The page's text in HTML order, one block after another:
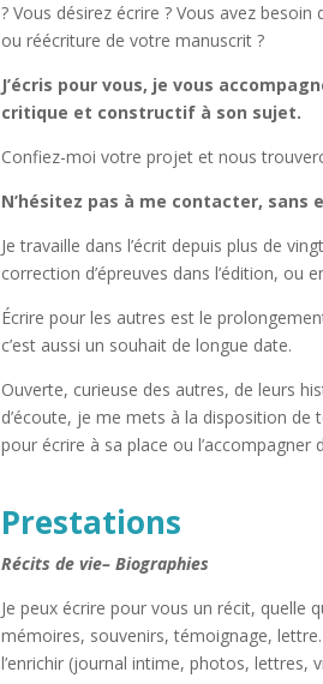
? Vous désirez écrire ? Vous avez besoin
ou réécriture de votre manuscrit ?
J’écris pour vous, je vous
critique et constructif à son sujet.
Confiez-moi votre projet et nous
N’hésitez pas à me contacter, sans
Je travaille dans l’écrit depuis plus de
correction d’épreuves dans l’édition, ou
Écrire pour les autres est le
c’est aussi un souhait de longue date.
Ouverte, curieuse des autres, de leurs
d’écoute, je me mets à la disposition
pour écrire à sa place ou l’accompagner
Prestations
Récits de vie– Biographies
Je peux écrire pour vous un récit, quelle
mémoires, souvenirs, témoignage,
l’enrichir (journal intime, photos, lettres,